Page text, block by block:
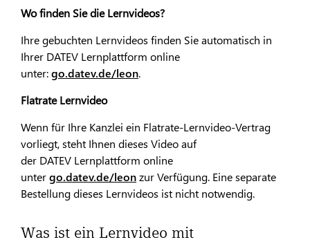
Wo finden Sie die Lernvideos?
Ihre gebuchten Lernvideos finden Sie automatisch in
Ihrer DATEV Lernplattform online
unter:go.datev.de/leon.
Flatrate Lernvideo
Wenn für Ihre Kanzlei ein Flatrate-Lernvideo-Vertrag
vorliegt, steht Ihnen dieses Video auf
der DATEV Lernplattform online
untergo.datev.de/leonzur Verfügung. Eine separate
Bestellung dieses Lernvideos ist nicht notwendig.
Was ist ein Lernvideo mit